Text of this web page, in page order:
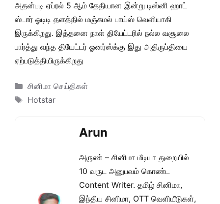
அதன்படி ஏப்ரல் 5 ஆம் தேதியான இன்று டிஸ்னி ஹாட்
ஸ்டார் ஓடிடி தளத்தில் மஞ்சுமல் பாய்ஸ் வெளியாகி
இருக்கிறது. இத்தனை நாள் தியேட்டரில் நல்ல வசூலை
பார்த்து வந்த தியேட்டர் ஓனர்ஸ்க்கு இது அதிருப்தியை
ஏற்படுத்தியிருக்கிறது
Categories
சினிமா செய்திகள்
Tags
Hotstar
Arun
அருண் – சினிமா மீடியா துறையில்
10 வருட அனுபவம் கொண்ட
Content Writer. தமிழ் சினிமா,
இந்திய சினிமா, OTT வெளியீடுகள்,